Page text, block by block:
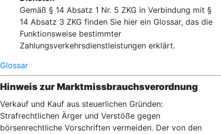
Gemäß § 14 Absatz 1 Nr. 5 ZKG in Verbindung mit §
14 Absatz 3 ZKG finden Sie hier ein Glossar, das die
Funktionsweise bestimmter
Zahlungsverkehrsdienstleistungen erklärt.
Glossar
Hinweis zur Marktmissbrauchsverordnung
Verkauf und Kauf aus steuerlichen Gründen:
Strafrechtlichen Ärger und Verstöße gegen
börsenrechtliche Vorschriften vermeiden. Der von den